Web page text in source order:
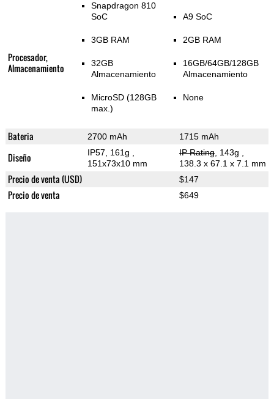
Procesador,
Almacenamiento
Snapdragon 810
SoC
3GB RAM
32GB
Almacenamiento
MicroSD (128GB
max.)
A9 SoC
2GB RAM
16GB/64GB/128GB
Almacenamiento
None
Bateria 2700 mAh 1715 mAh
Diseño IP57, 161g
151x73x10 mm
IP Rating, 143g
138.3 x 67.1 x 7.1 mm
Precio de venta (USD) $147
Precio de venta $649